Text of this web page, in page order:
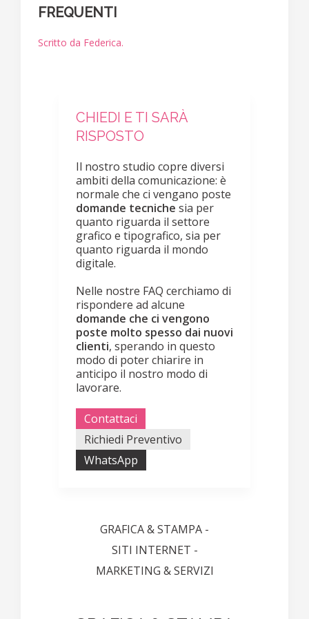
FREQUENTI
Scritto da Federica.
CHIEDI E TI SARÀ
RISPOSTO
Il nostro studio copre diversi
ambiti della comunicazione: è
normale che ci vengano poste
domande tecniche sia per
quanto riguarda il settore
grafico e tipografico, sia per
quanto riguarda il mondo
digitale.
Nelle nostre FAQ cerchiamo di
rispondere ad alcune
domande che ci vengono
poste molto spesso dai nuovi
clienti, sperando in questo
modo di poter chiarire in
anticipo il nostro modo di
lavorare.
Contattaci
Richiedi Preventivo
WhatsApp
GRAFICA & STAMPA -
SITI INTERNET -
MARKETING & SERVIZI